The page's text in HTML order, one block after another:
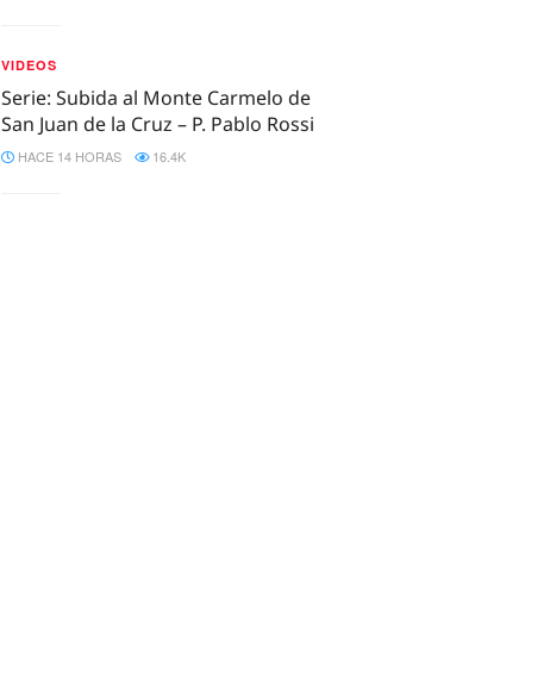
VIDEOS
Serie: Subida al Monte Carmelo de
San Juan de la Cruz – P. Pablo Rossi
HACE 14 HORAS 16.4K